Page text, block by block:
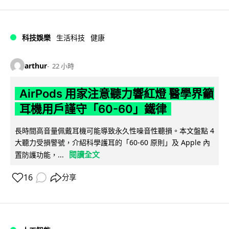
科技娛樂 生活科技 健康
arthur 22 小時
AirPods 用家注意聽力響紅燈 醫學界籲
耳機用戶謹守「60-60」鐵律
長時間高音量佩戴耳機可能導致永久性噪音性聽損。本文盤點 4
大聽力受損警號，介紹科學護耳的「60-60 原則」及 Apple 內
置防護功能，...
閱讀全文
16 分享